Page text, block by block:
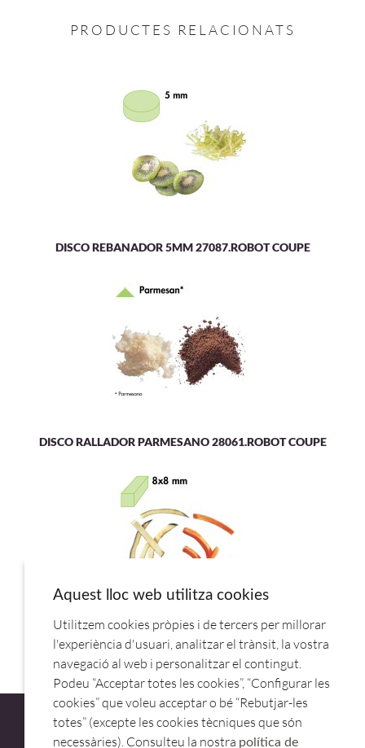
PRODUCTES RELACIONATS
DISCO REBANADOR 5MM 27087.ROBOT COUPE
DISCO RALLADOR PARMESANO 28061.ROBOT COUPE
DISCO BASTONCILLOS 8X8MM 28054.ROBOT COUPE
Aquest lloc web utilitza cookies
Utilitzem cookies pròpies i de tercers per millorar
l'experiència d'usuari, analitzar el trànsit, la vostra
navegació al web i personalitzar el contingut.
Podeu “Acceptar totes les cookies”, “Configurar les
cookies” que voleu acceptar o bé “Rebutjar-les
totes” (excepte les cookies tècniques que són
necessàries). Consulteu la nostra política de